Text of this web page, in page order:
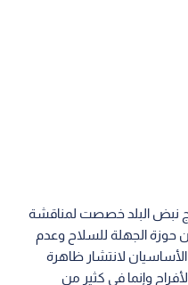
نبض البلد خصصت لمناقشة
أن حوزة الجهلة للسلاح وعدم
لانتشار ظاهرة
وإنما في كثير من